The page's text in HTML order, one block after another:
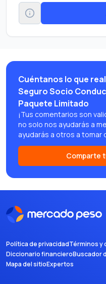
Cuéntanos lo que
Seguro Socio
Paquete Limitado
¡Tus comentarios son
no solo nos ayudarás a
ayudarás a otros a tomar
Comparte
Política de privacidadTérminos y
Diccionario financieroBuscador
Mapa del sitioExpertos